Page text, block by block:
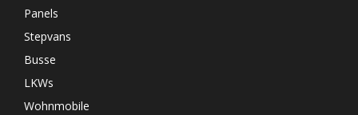
Panels
Stepvans
Busse
LKWs
Wohnmobile